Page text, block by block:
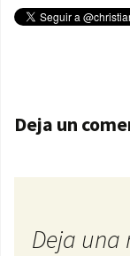
Deja un
Deja una